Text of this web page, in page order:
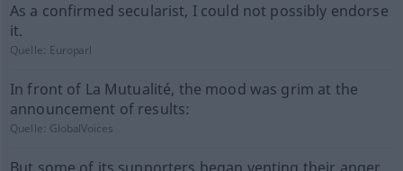
As a confirmed secularist, I could not possibly endorse
it.
Quelle: Europarl
In front of La Mutualité, the mood was grim at the
announcement of results:
Quelle: GlobalVoices